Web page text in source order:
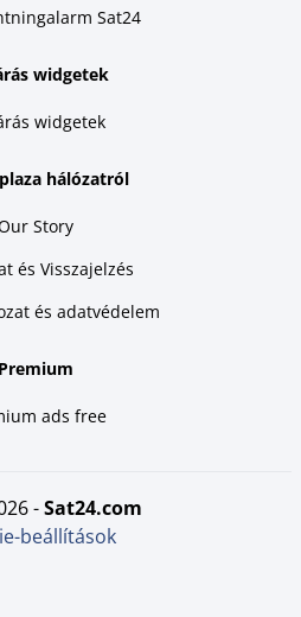
Sat24
widgetek
widgetek
hálózatról
Story
és Visszajelzés
és adatvédelem
Premium
ads free
- sat24.com
beállítások